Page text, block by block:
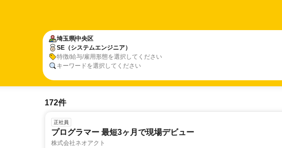
埼玉県中央区
SE（システムエンジニア）
特徴/給与/雇用形態を選択してください
キーワードを選択してください
172件
正社員
プログラマー 最短3ヶ月で現場デビュー
株式会社ネオアクト